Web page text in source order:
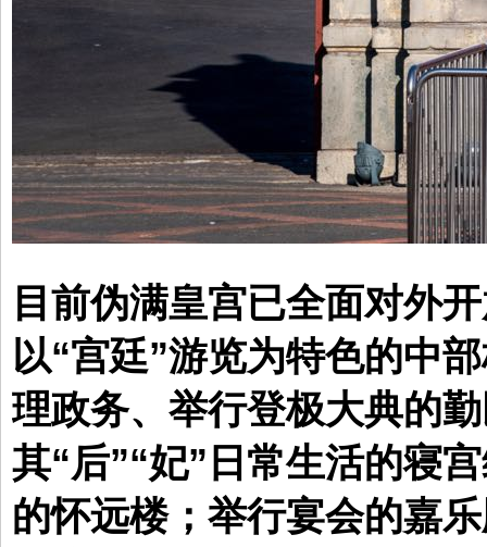
目前伪满皇宫已全面对外
以“宫廷”游览为特色的中
理政务、举行登极大典的
其“后”“妃”日常生活的寝
的怀远楼；举行宴会的嘉